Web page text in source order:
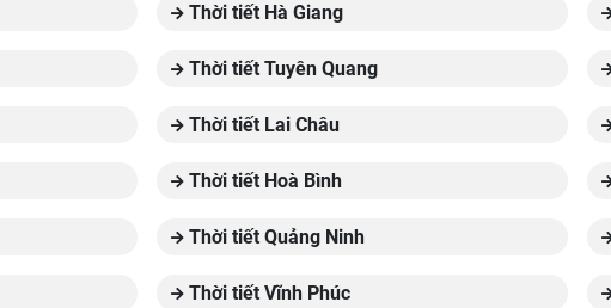
Thời tiết Hà Giang
Thời tiết Tuyên Quang
Thời tiết Lai Châu
Thời tiết Hoà Bình
Thời tiết Quảng Ninh
Thời tiết Vĩnh Phúc